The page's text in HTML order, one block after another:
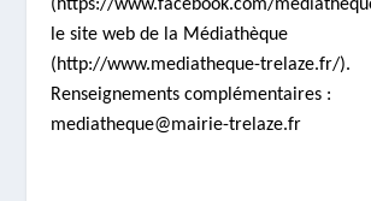
(https://www.facebook.com/
le site web de la Médiathèque
(http://www.mediatheque-trelaze.fr/).
Renseignements complémentaires :
mediatheque@mairie-trelaze.fr